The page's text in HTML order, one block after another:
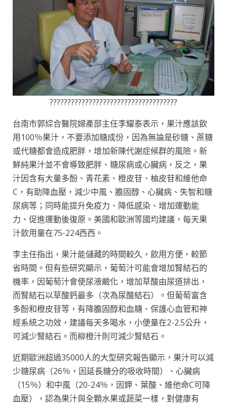
????????????????????????????????????
台南市郭綜合醫院婦產部主任李耀泰表示，果汁應該飲
用100％果汁，不要添加糖成份，因為無論是砂糖、蔗糖
或代糖都會造成肥胖，增加新陳代謝症候群的風險。新
鮮純果汁並不會導致肥胖、糖尿病或心臟病，反之，果
汁因含有大量多酚、青花素、橙皮苷、柚皮苷和維他命
C，有助降血壓，減少中風、膽固醇、心臟病、失智和糖
尿病等；同時能提升免疫力、降低感染、增加運動能
力、促進運動後復原。美國和歐洲等國均建議，每天果
汁飲用量在75-224西西。
李主任指出，果汁能儲藏的時間較久，飲用方便，較節
省時間。但有些研究顯示，葡萄汁可能會增加腎結石的
機率，因葡萄汁會使尿液鹼化，增加草酸由尿道排出，
而腎結石以草酸鈣最多（次為尿酸結石）。但葡萄富含
多酚和橙皮苷等，有降膽固醇和血糖、保護心血管和神
經系統之功效，建議每天多喝水，小便量在2-2.5公升，
可減少腎結石。而柳橙汁則可減少腎結石。
近期歐洲超過35000人的大型研究報告顯示，果汁可以減
少糖尿病（26％，因延長糖分的吸收時間）、心臟病
（15％）和中風（20-24％，因鉀、葉酸、維他命C可降
血壓），認為果汁與全顆水果或蔬菜一樣，對健康有